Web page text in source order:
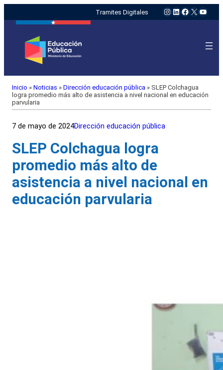
Tramites Digitales Instagram
LinkedIn
Facebook
X
Inicio » Noticias » Dirección educación pública » SLEP Colchagua
logra promedio más alto de asistencia a nivel nacional en educación
parvularia
7 de mayo de 2024Dirección educación pública
SLEP Colchagua logra
promedio más alto de
asistencia a nivel nacional en
educación parvularia